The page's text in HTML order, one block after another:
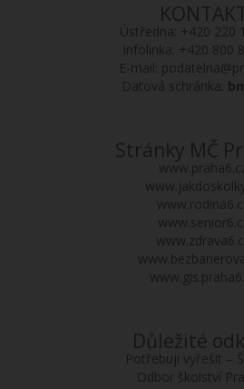
Ústředna: +420 220
Infolinka: +420 800
E-mail:
Datová schránka:
Stránky MČ
Důležité
Potřebuji vyřešit –
Odbor školství